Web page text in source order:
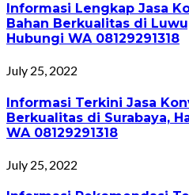
Informasi Lengkap Jasa
Bahan Berkualitas di
Hubungi WA 08129291318
July 25, 2022
Informasi Terkini Jasa
Berkualitas di Surabaya,
WA 08129291318
July 25, 2022